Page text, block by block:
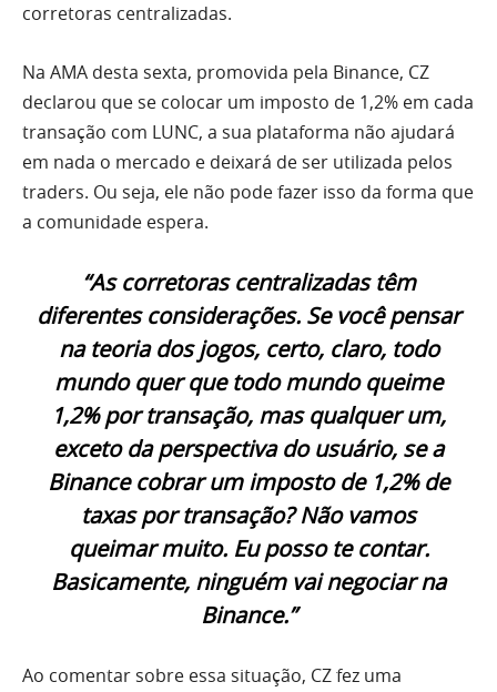
corretoras centralizadas.
Na AMA desta sexta, promovida pela Binance, CZ
declarou que se colocar um imposto de 1,2% em cada
transação com LUNC, a sua plataforma não ajudará
em nada o mercado e deixará de ser utilizada pelos
traders. Ou seja, ele não pode fazer isso da forma que
a comunidade espera.
“As corretoras centralizadas têm
diferentes considerações. Se você pensar
na teoria dos jogos, certo, claro, todo
mundo quer que todo mundo queime
1,2% por transação, mas qualquer um,
exceto da perspectiva do usuário, se a
Binance cobrar um imposto de 1,2% de
taxas por transação? Não vamos
queimar muito. Eu posso te contar.
Basicamente, ninguém vai negociar na
Binance.”
Ao comentar sobre essa situação, CZ fez uma